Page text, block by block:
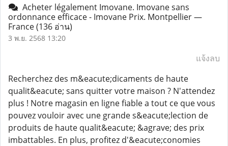
Acheter légalement Imovane. Imovane sans
ordonnance efficace - Imovane Prix. Montpellier —
France(136 อ่าน)
3 พ.ย. 2568 13:20
แจ้งลบ
Recherchez des m&eacute;dicaments de haute
qualit&eacute; sans quitter votre maison ? N'attendez
plus ! Notre magasin en ligne fiable a tout ce que vous
pouvez vouloir avec une grande s&eacute;lection de
produits de haute qualit&eacute; &agrave; des prix
imbattables. En plus, profitez d'&eacute;conomies